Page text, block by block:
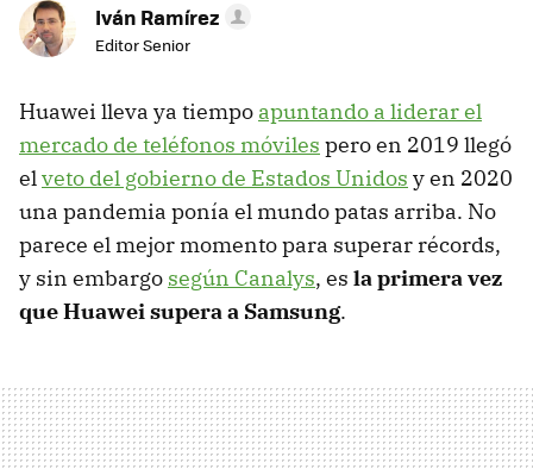
Iván Ramírez
Editor Senior
Huawei lleva ya tiempo apuntando a liderar el
mercado de teléfonos móviles pero en 2019 llegó
elveto del gobierno de Estados Unidos y en 2020
una pandemia ponía el mundo patas arriba. No
parece el mejor momento para superar récords,
y sin embargo según Canalys, es la primera vez
que Huawei supera a Samsung.